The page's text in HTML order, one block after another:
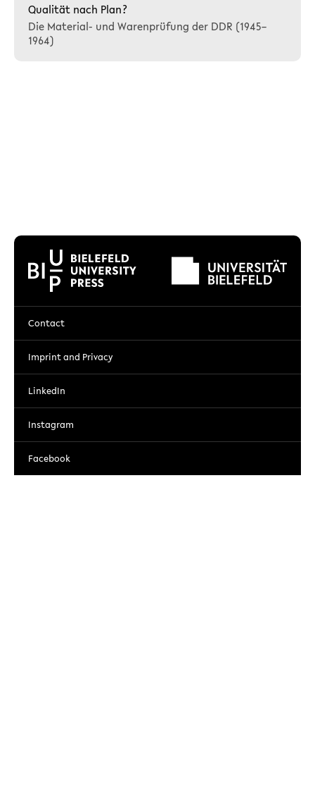
Qualität nach Plan?
Die Material- und Warenprüfung der DDR (1945–
1964)
Contact
Imprint and Privacy
LinkedIn
Instagram
Facebook